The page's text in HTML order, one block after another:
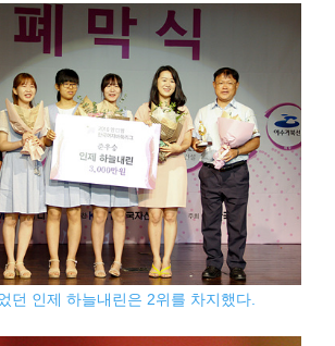
던 인제 하늘내린은 2위를 차지했다.